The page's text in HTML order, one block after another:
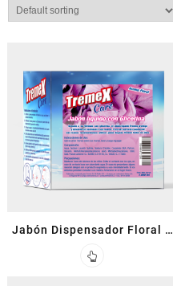
Jabón Dispensador Floral 1
L